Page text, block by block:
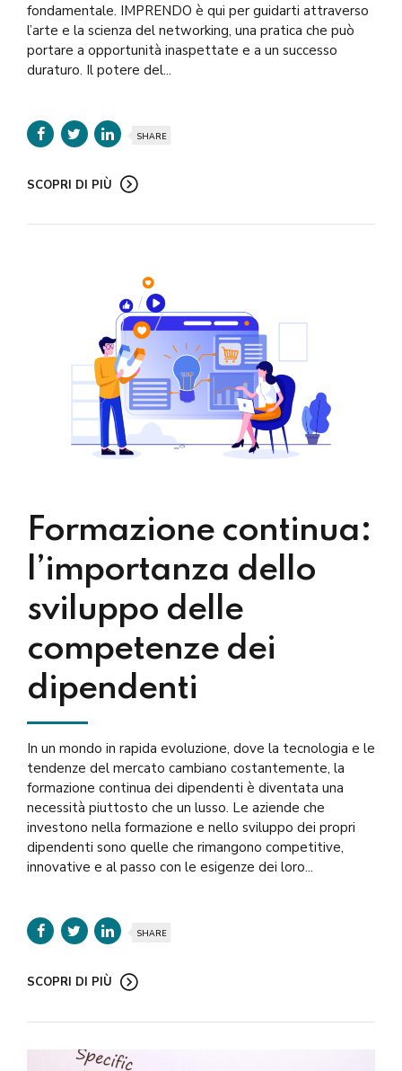
fondamentale. IMPRENDO è qui per guidarti attraverso
l’arte e la scienza del networking, una pratica che può
portare a opportunità inaspettate e a un successo
duraturo. Il potere del...
SHARE
SCOPRI DI PIÙ
Formazione continua:
l’importanza dello
sviluppo delle
competenze dei
dipendenti
In un mondo in rapida evoluzione, dove la tecnologia e le
tendenze del mercato cambiano costantemente, la
formazione continua dei dipendenti è diventata una
necessità piuttosto che un lusso. Le aziende che
investono nella formazione e nello sviluppo dei propri
dipendenti sono quelle che rimangono competitive,
innovative e al passo con le esigenze dei loro...
SHARE
SCOPRI DI PIÙ